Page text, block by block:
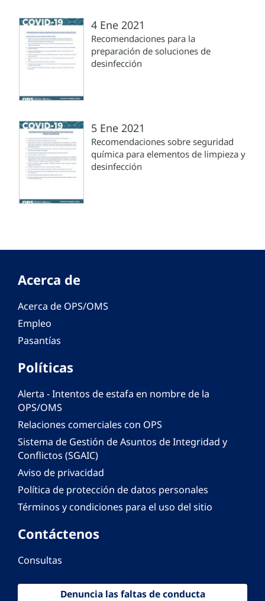
4 Ene 2021
Recomendaciones para la
preparación de soluciones de
desinfección
5 Ene 2021
Recomendaciones sobre seguridad
química para elementos de limpieza y
desinfección
Acerca de
Acerca de OPS/OMS
Empleo
Pasantías
Políticas
Alerta - Intentos de estafa en nombre de la
OPS/OMS
Relaciones comerciales con OPS
Sistema de Gestión de Asuntos de Integridad y
Conflictos (SGAIC)
Aviso de privacidad
Política de protección de datos personales
Términos y condiciones para el uso del sitio
Contáctenos
Consultas
Denuncia las faltas de conducta